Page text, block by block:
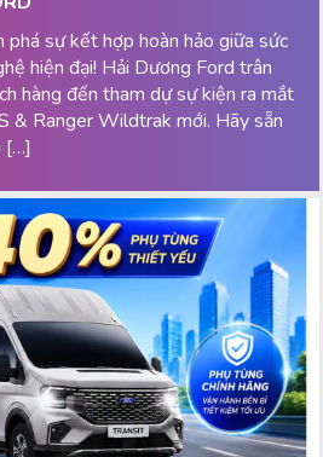
sự kết hợp hoàn hảo giữa sức
hiện đại! Hải Dương Ford trân
hàng đến tham dự sự kiện ra mắt
& Ranger Wildtrak mới. Hãy sẵn
[…]